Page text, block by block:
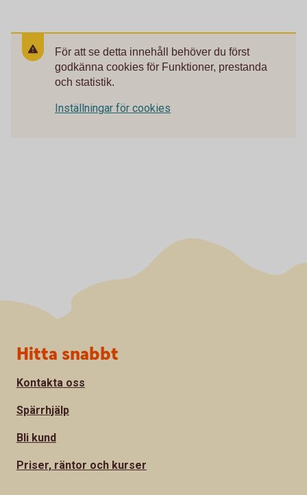
För att se detta innehåll behöver du först
godkänna cookies för Funktioner, prestanda
och statistik.
Inställningar för cookies
Sidfot
Hitta snabbt
Kontakta oss
Spärrhjälp
Bli kund
Priser, räntor och kurser